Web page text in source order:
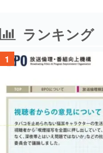
ランキング
1